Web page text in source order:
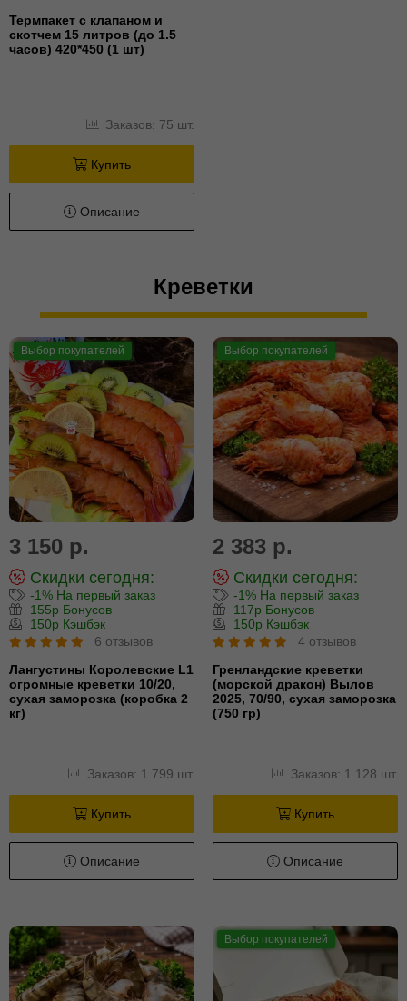
Термпакет с клапаном и
скотчем 15 литров (до 1.5
часов) 420*450 (1 шт)
Заказов: 75 шт.
Купить
Описание
Креветки
Выбор покупателей
3 150 р.
Скидки сегодня:
-1% На первый заказ
155р Бонусов
150р Кэшбэк
6 отзывов
Лангустины Королевские L1
огромные креветки 10/20,
сухая заморозка (коробка 2
кг)
Заказов: 1 799 шт.
Купить
Описание
Выбор покупателей
2 383 р.
Скидки сегодня:
-1% На первый заказ
117р Бонусов
150р Кэшбэк
4 отзывов
Гренландские креветки
(морской дракон) Вылов
2025, 70/90, сухая заморозка
(750 гр)
Заказов: 1 128 шт.
Купить
Описание
Выбор покупателей